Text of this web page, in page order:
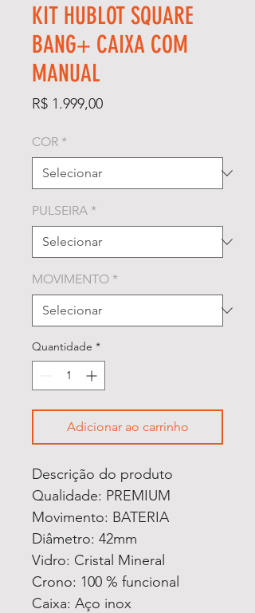
KIT HUBLOT SQUARE
BANG+ CAIXA COM
MANUAL
R$ 1.999,00Preço
COR *
PULSEIRA *
MOVIMENTO *
Quantidade *
Adicionar ao carrinho
Descrição do produto
Qualidade: PREMIUM
Movimento: BATERIA
Diâmetro: 42mm
Vidro: Cristal Mineral
Crono: 100 % funcional
Caixa: Aço inox